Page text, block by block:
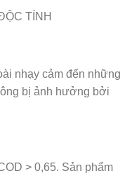
TÍNH
nhạy cảm đến những
bị ảnh hưởng bởi
> 0,65. Sản phẩm